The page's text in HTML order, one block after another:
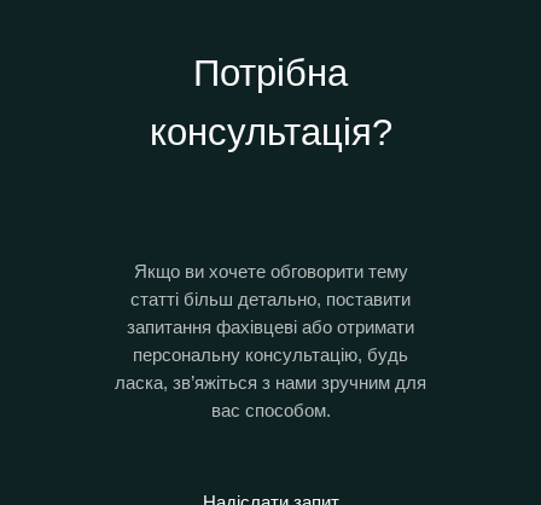
Потрібна
консультація?
Якщо ви хочете обговорити тему
статті більш детально, поставити
запитання фахівцеві або отримати
персональну консультацію, будь
ласка, зв’яжіться з нами зручним для
вас способом.